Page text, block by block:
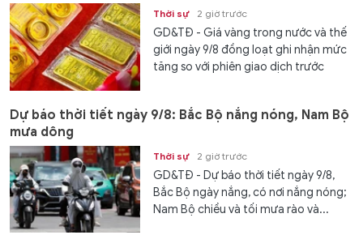
Thời sự 2 giờ trước
GD&TĐ - Giá vàng trong nước và thế
giới ngày 9/8 đồng loạt ghi nhận mức
tăng so với phiên giao dịch trước
Dự báo thời tiết ngày 9/8: Bắc Bộ nắng nóng, Nam Bộ
mưa dông
Thời sự 2 giờ trước
GD&TĐ - Dự báo thời tiết ngày 9/8,
Bắc Bộ ngày nắng, có nơi nắng nóng;
Nam Bộ chiều và tối mưa rào và...